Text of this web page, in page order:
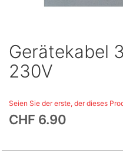
Gerätekabel
230V
Seien Sie der erste, der dieses
CHF 6.90
Skip
to
the
of
the
gallery